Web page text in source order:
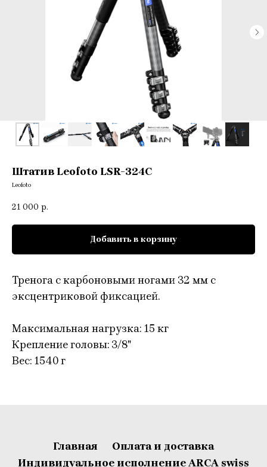
Штатив Leofoto LSR-324C
Leofoto
21 000 р.
Добавить в корзину
Тренога с карбоновыми ногами 32 мм с
эксцентриковой фиксацией.
Максимальная нагрузка: 15 кг
Крепление головы: 3/8"
Вес: 1540 г
Главная
Оплата и доставка
Индивидуальное исполнение ARCA swiss